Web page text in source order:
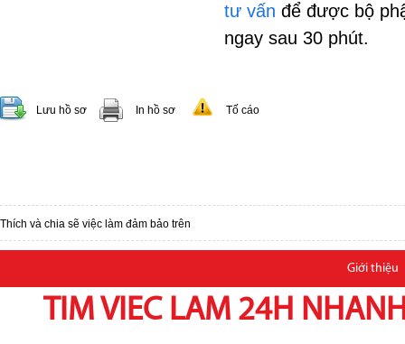
tư vấn để được bộ
ngay sau 30 phút.
Lưu hồ sơ In hồ sơ Tố cáo
Thích và chia sẽ việc làm đảm bảo trên
Giới thiệu
TIM VIEC LAM 24H